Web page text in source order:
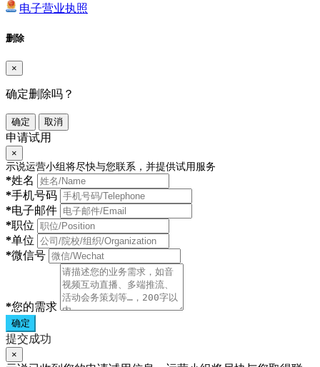
电子营业执照
删除
×
确定删除吗？
确定 取消
申请试用
×
示说运营小组将尽快与您联系，并提供试用服务
*姓名
*手机号码
*电子邮件
*职位
*单位
*微信号
*您的需求
确定
提交成功
×